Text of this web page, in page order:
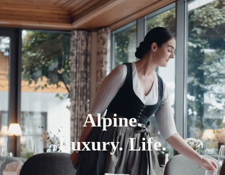
Alpine.
Luxury. Life.